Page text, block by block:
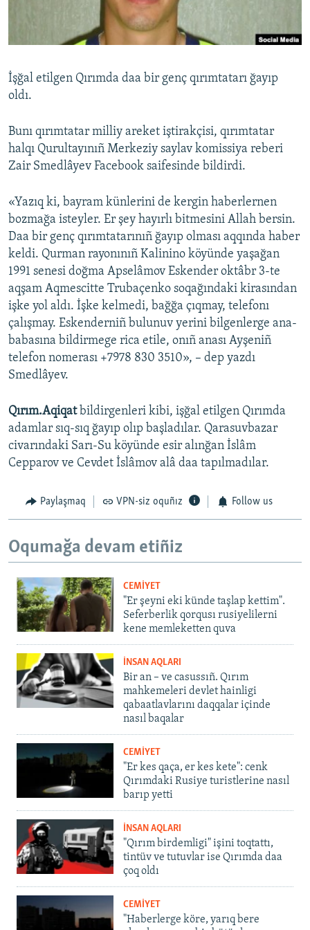
Українською
QOŞULIÑIZ!
RFE/RS bütün saytları
İşğal etilgen Qırımda daa bir genç qırımtatarı ğayıp
oldı.
Bunı qırımtatar milliy areket iştirakçisi, qırımtatar
halqı Qurultayınıñ Merkeziy saylav komissiya reberi
Zair Smedlâyev Facebook saifesinde bildirdi.
«Yazıq ki, bayram künlerini de kergin haberlernen
bozmağa isteyler. Er şey hayırlı bitmesini Allah bersin.
Daa bir genç qırımtatarınıñ ğayıp olması aqqında haber
keldi. Qurman rayonınıñ Kalinino köyünde yaşağan
1991 senesi doğma Apselâmov Eskender oktâbr 3-te
aqşam Aqmescitte Trubaçenko soqağındaki kirasından
işke yol aldı. İşke kelmedi, bağğa çıqmay, telefonı
çalışmay. Eskenderniñ bulunuv yerini bilgenlerge ana-
babasına bildirmege rica etile, onıñ anası Ayşeniñ
telefon nomerası +7978 830 3510», – dep yazdı
Smedlâyev.
Qırım.Aqiqat bildirgenleri kibi, işğal etilgen Qırımda
adamlar sıq-sıq ğayıp olıp başladılar. Qarasuvbazar
civarındaki Sarı-Su köyünde esir alınğan İslâm
Cepparov ve Cevdet İslâmov alâ daa tapılmadılar.
Paylaşmaq VPN-siz oquñız Follow us
Oqumağa devam etiñiz
CEMİYET
"Er şeyni eki künde taşlap kettim".
Seferberlik qorqusı rusiyelilerni
kene memleketten quva
İNSAN AQLARI
Bir an – ve casussıñ. Qırım
mahkemeleri devlet hainligi
qabaatlavlarını daqqalar içinde
nasıl baqalar
CEMİYET
"Er kes qaça, er kes kete": cenk
Qırımdaki Rusiye turistlerine nasıl
barıp yetti
İNSAN AQLARI
"Qırım birdemligi" işini toqtattı,
tintüv ve tutuvlar ise Qırımda daa
çoq oldı
CEMİYET
"Haberlerge köre, yarıq bere